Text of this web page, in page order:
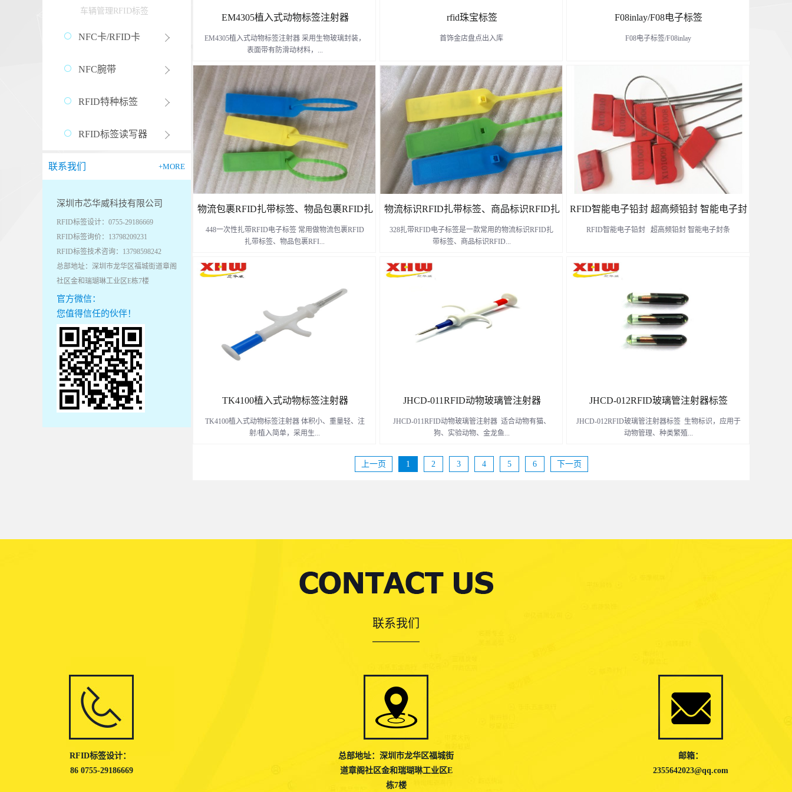
车辆管理RFID标签
NFC卡/RFID卡
NFC腕带
RFID特种标签
RFID标签读写器
联系我们 +MORE
深圳市芯华威科技有限公司
RFID标签设计：0755-29186669
RFID标签询价：13798209231
RFID标签技术咨询：13798598242
总部地址：深圳市龙华区福城街道章阁
社区金和瑞瑚琳工业区E栋7楼
官方微信：
您值得信任的伙伴！
EM4305植入式动物标签注射器
EM4305植入式动物标签注射器 采用生物玻璃封装，
表面带有防滑动材料，...
适合动物有猫、狗、实验动物、金龙鱼等注射晶片之
类的配套产品
了解更多
rfid珠宝标签
首饰金店盘点出入库
了解更多
F08inlay/F08电子标签
F08电子标签/F08inlay
了解更多
物流包裹RFID扎带标签、物品包裹RFID扎
带标签-448一次性扎带电子标签
448一次性扎带RFID电子标签 常用做物流包裹RFID
扎带标签、物品包裹RFI...
了解更多
物流标识RFID扎带标签、商品标识RFID扎
带标签-WB328扎带RFID电子标签
328扎带RFID电子标签是一款常用的物流标识RFID扎
带标签、商品标识RFID...
了解更多
RFID智能电子铅封 超高频铅封 智能电子封
RFID智能电子铅封 超高频铅封 智能电子封条
了解更多
TK4100植入式动物标签注射器
TK4100植入式动物标签注射器 体积小、重量轻、注
射/植入简单，采用生...
物玻璃封装，表面带有防滑动材料,适合动物有猫、
JHCD-011RFID动物玻璃管注射器
JHCD-011RFID动物玻璃管注射器 适合动物有猫、
狗、实验动物、金龙鱼...
等注射晶片之类的配套产品
JHCD-012RFID玻璃管注射器标签
JHCD-012RFID玻璃管注射器标签 生物标识，应用于
动物管理、种类繁殖...
上一页 1 2 3 4 5 6 下一页
联系我们
RFID标签设计：
86 0755-29186669
总部地址：深圳市龙华区福城街
道章阁社区金和瑞瑚琳工业区E
栋7楼
邮箱：
2355642023@qq.com